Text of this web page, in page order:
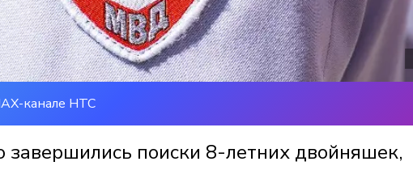
канале НТС
завершились поиски 8-летних двойняшек,